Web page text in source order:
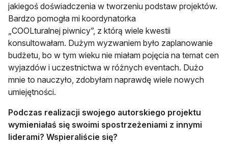
jakiegoś doświadczenia w tworzeniu podstaw projektów.
Bardzo pomogła mi koordynatorka
„COOLturalnej piwnicy”, z którą wiele kwestii
konsultowałam. Dużym wyzwaniem było zaplanowanie
budżetu, bo w tym wieku nie miałam pojęcia na temat cen
wyjazdów i uczestnictwa w różnych eventach. Dużo
mnie to nauczyło, zdobyłam naprawdę wiele nowych
umiejętności.
Podczas realizacji swojego autorskiego projektu
wymieniałaś się swoimi spostrzeżeniami z innymi
liderami? Wspieraliście się?